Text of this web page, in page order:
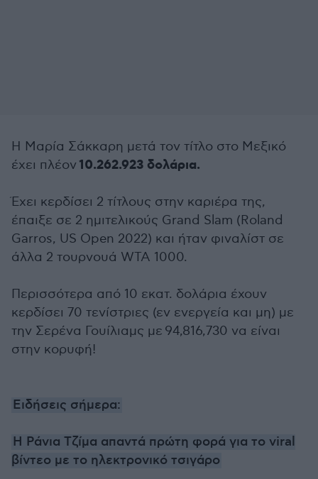
Η Μαρία Σάκκαρη μετά τον τίτλο στο Μεξικό
έχει πλέον 10.262.923 δολάρια.
Έχει κερδίσει 2 τίτλους στην καριέρα της,
έπαιξε σε 2 ημιτελικούς Grand Slam (Roland
Garros, US Open 2022) και ήταν φιναλίστ σε
άλλα 2 τουρνουά WTA 1000.
Περισσότερα από 10 εκατ. δολάρια έχουν
κερδίσει 70 τενίστριες (εν ενεργεία και μη) με
την Σερένα Γουίλιαμς με 94,816,730 να είναι
στην κορυφή!
Ειδήσεις σήμερα:
Η Ράνια Τζίμα απαντά πρώτη φορά για το viral
βίντεο με το ηλεκτρονικό τσιγάρο